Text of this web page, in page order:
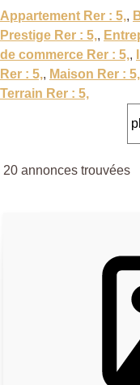
Appartement Rer : 5,,
Prestige Rer : 5,,
de commerce Rer : 5,,
Rer : 5,, Maison Rer : 5,
Terrain Rer : 5,
20 annonces trouvées